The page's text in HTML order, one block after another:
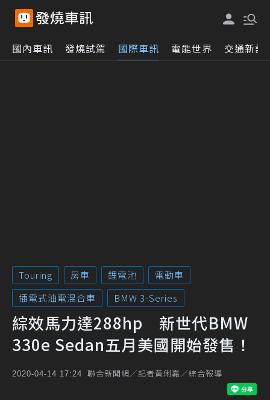
國內車訊 發燒試駕 國際車訊 電能世界 交通新訊
Touring 房車 鋰電池
電動車
插電式油電混合車
BMW 3-Series
綜效馬力達288hp 新世代BMW
330e Sedan五月美國開始發售！
2020-04-14 17:24 聯合新聞網／記者黃俐嘉／綜合報導